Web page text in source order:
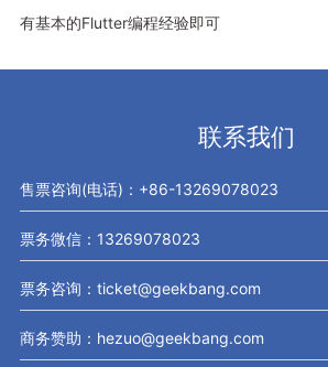
有基本的Flutter编程经验即可
联系我们
售票咨询(电话)：+86-13269078023
票务微信：13269078023
票务咨询：ticket@geekbang.com
商务赞助：hezuo@geekbang.com